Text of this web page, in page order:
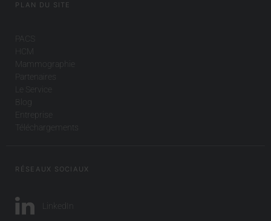
PLAN DU SITE
PACS
HCM
Mammographie
Partenaires
Le Service
Blog
Entreprise
Téléchargements
RÉSEAUX SOCIAUX
LinkedIn